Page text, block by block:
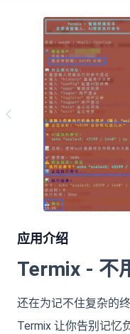
应用介绍
Termix - 不
还在为记不住复杂的
Termix 让你告别记忆